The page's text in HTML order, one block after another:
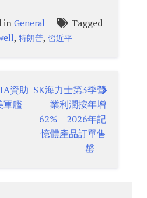
in General Tagged
,特朗普, 習近平
資助
軍艦
SK海力士第3季營
業利潤按年增
62% 2026年記
憶體產品訂單售
罄